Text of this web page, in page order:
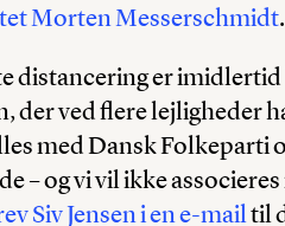
Morten Messerschmidt.
distancering er
der ved flere lejligheder
med Dansk
– og vi vil ikke associeres
Siv Jensen i en e-mailtil